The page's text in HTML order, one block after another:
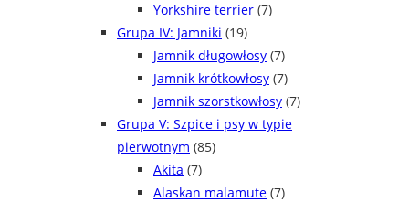
Yorkshire terrier (7)
Grupa IV: Jamniki (19)
Jamnik długowłosy (7)
Jamnik krótkowłosy (7)
Jamnik szorstkowłosy (7)
Grupa V: Szpice i psy w typie
pierwotnym (85)
Akita (7)
Alaskan malamute (7)